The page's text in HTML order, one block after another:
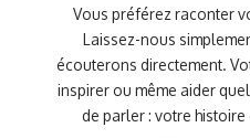
Vous préférez raconter
Laissez-nous
écouterons directement.
inspirer ou même aider
de parler : votre